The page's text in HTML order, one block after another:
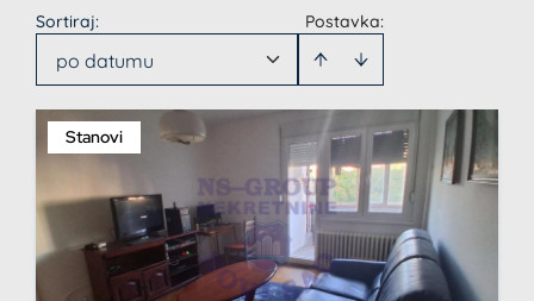
Postavka:
Sortiraj:
po datumu
Stanovi